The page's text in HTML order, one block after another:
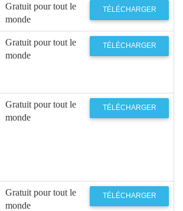
Gratuit pour tout le
monde
TÉLÉCHARGER
Gratuit pour tout le
monde
TÉLÉCHARGER
Gratuit pour tout le
monde
TÉLÉCHARGER
Gratuit pour tout le
monde
TÉLÉCHARGER